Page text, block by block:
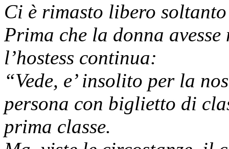
Ci è rimasto libero
Prima che la donna
l’hostess continua:
“Vede, e’ insolito per la
persona con biglietto di
prima classe.